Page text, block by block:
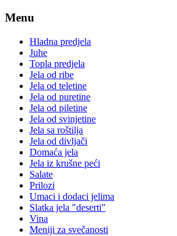
Menu
Hladna predjela
Juhe
Topla predjela
Jela od ribe
Jela od teletine
Jela od puretine
Jela od piletine
Jela od svinjetine
Jela sa roštilja
Jela od divljači
Domaća jela
Jela iz krušne peći
Salate
Prilozi
Umaci i dodaci jelima
Slatka jela "deserti"
Vina
Meniji za svečanosti